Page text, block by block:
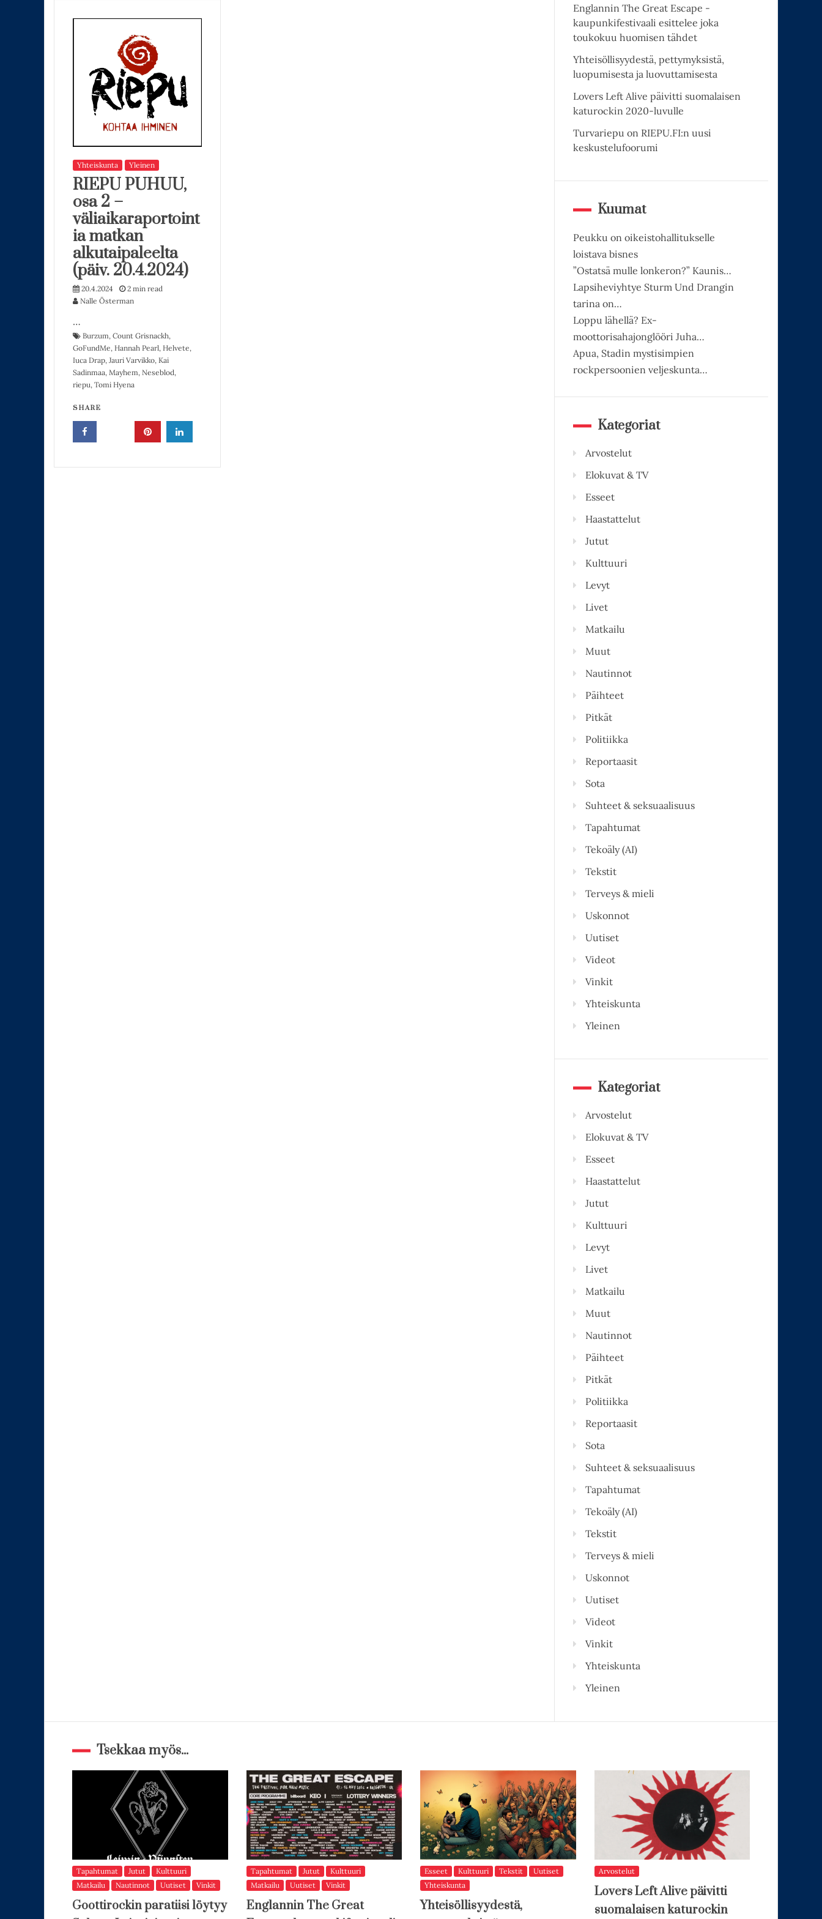
Yhteiskunta Yleinen
RIEPU PUHUU,
osa 2 –
väliaikaraportoint
ia matkan
alkutaipaleelta
(päiv. 20.4.2024)
20.4.2024
2 min read
Nalle Österman
…
Burzum, Count Grisnackh,
GoFundMe, Hannah Pearl, Helvete,
Iuca Drap, Jauri Varvikko, Kai
Sadinmaa, Mayhem, Neseblod,
riepu, Tomi Hyena
SHARE
Englannin The Great Escape -
kaupunkifestivaali esittelee joka
toukokuu huomisen tähdet
Yhteisöllisyydestä, pettymyksistä,
luopumisesta ja luovuttamisesta
Lovers Left Alive päivitti suomalaisen
katurockin 2020-luvulle
Turvariepu on RIEPU.FI:n uusi
keskustelufoorumi
Kuumat
Peukku on oikeistohallitukselle
loistava bisnes
”Ostatsä mulle lonkeron?” Kaunis…
Lapsiheviyhtye Sturm Und Drangin
tarina on…
Loppu lähellä? Ex-
moottorisahajonglööri Juha…
Apua, Stadin mystisimpien
rockpersoonien veljeskunta…
Kategoriat
Arvostelut
Elokuvat & TV
Esseet
Haastattelut
Jutut
Kulttuuri
Levyt
Livet
Matkailu
Muut
Nautinnot
Päihteet
Pitkät
Politiikka
Reportaasit
Sota
Suhteet & seksuaalisuus
Tapahtumat
Tekoäly (AI)
Tekstit
Terveys & mieli
Uskonnot
Uutiset
Videot
Vinkit
Yhteiskunta
Yleinen
Kategoriat
Arvostelut
Elokuvat & TV
Esseet
Haastattelut
Jutut
Kulttuuri
Levyt
Livet
Matkailu
Muut
Nautinnot
Päihteet
Pitkät
Politiikka
Reportaasit
Sota
Suhteet & seksuaalisuus
Tapahtumat
Tekoäly (AI)
Tekstit
Terveys & mieli
Uskonnot
Uutiset
Videot
Vinkit
Yhteiskunta
Yleinen
Tsekkaa myös...
Tapahtumat Jutut
Kulttuuri
Matkailu
Nautinnot Uutiset Vinkit
Goottirockin paratiisi löytyy
Tapahtumat Jutut
Kulttuuri
Matkailu
Uutiset Vinkit
Englannin The Great
Esseet Kulttuuri Tekstit
Uutiset
Yhteiskunta
Yhteisöllisyydestä,
Arvostelut
Lovers Left Alive päivitti
suomalaisen katurockin